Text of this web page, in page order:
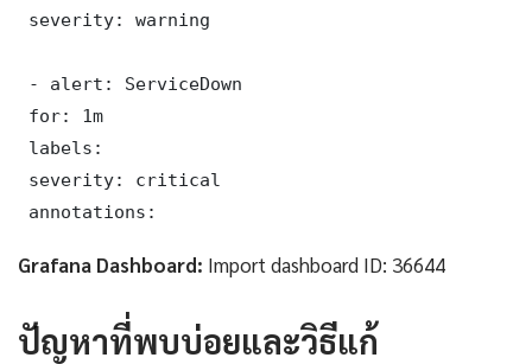
severity: warning
- alert: ServiceDown
for: 1m
labels:
severity: critical
annotations:
Grafana Dashboard: Import dashboard ID: 36644
ปัญหาที่พบบ่อยและวิธีแก้